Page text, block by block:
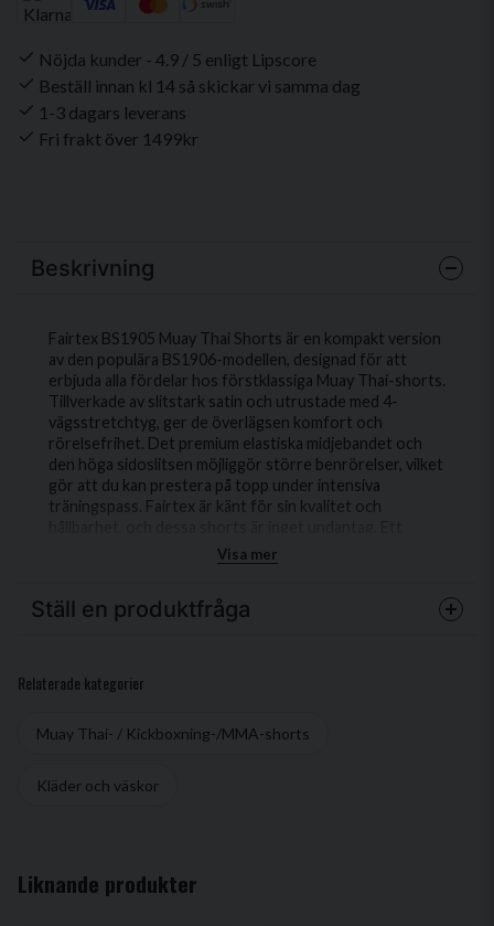
Nöjda kunder - 4.9 / 5 enligt Lipscore
Beställ innan kl 14 så skickar vi samma dag
1-3 dagars leverans
Fri frakt över 1499kr
Beskrivning
Fairtex BS1905 Muay Thai Shorts är en kompakt version
av den populära BS1906-modellen, designad för att
erbjuda alla fördelar hos förstklassiga Muay Thai-shorts.
Tillverkade av slitstark satin och utrustade med 4-
vägsstretchtyg, ger de överlägsen komfort och
rörelsefrihet. Det premium elastiska midjebandet och
den höga sidoslitsen möjliggör större benrörelser, vilket
gör att du kan prestera på topp under intensiva
träningspass. Fairtex är känt för sin kvalitet och
Visa mer
Ställ en produktfråga
Fråga oss något om denna produkten...
name
Namn
Mejladress
Relaterade kategorier
Muay Thai- / Kickboxning-/MMA-shorts
Kläder och väskor
Liknande produkter